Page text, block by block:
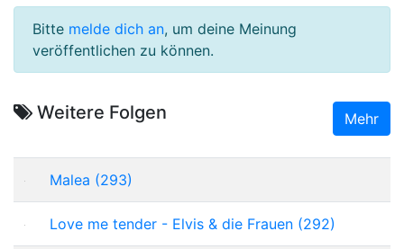
Bitte melde dich an, um deine Meinung
veröffentlichen zu können.
Weitere Folgen Mehr
Malea (293)
Love me tender - Elvis & die Frauen (292)